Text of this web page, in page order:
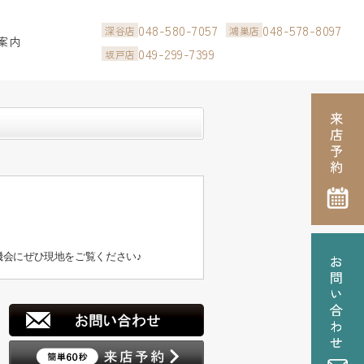
内
深谷店 048-580-7057 鴻巣店 048-578-8097
坂戸店 049-299-7399
にぜひ現地をご覧ください♪